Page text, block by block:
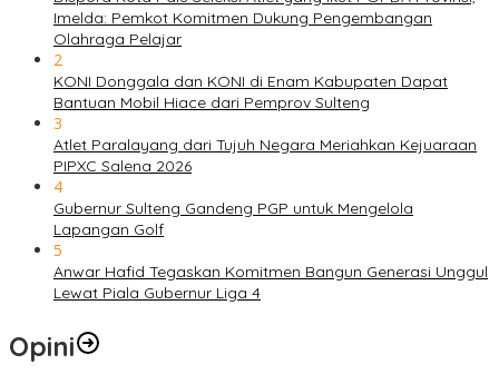
Imelda: Pemkot Komitmen Dukung Pengembangan
Olahraga Pelajar
2
KONI Donggala dan KONI di Enam Kabupaten Dapat
Bantuan Mobil Hiace dari Pemprov Sulteng
3
Atlet Paralayang dari Tujuh Negara Meriahkan Kejuaraan
PIPXC Salena 2026
4
Gubernur Sulteng Gandeng PGP untuk Mengelola
Lapangan Golf
5
Anwar Hafid Tegaskan Komitmen Bangun Generasi Unggul
Lewat Piala Gubernur Liga 4
Opini